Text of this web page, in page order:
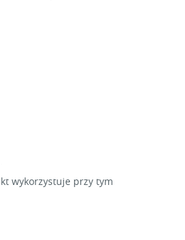
wykorzystuje przy tym